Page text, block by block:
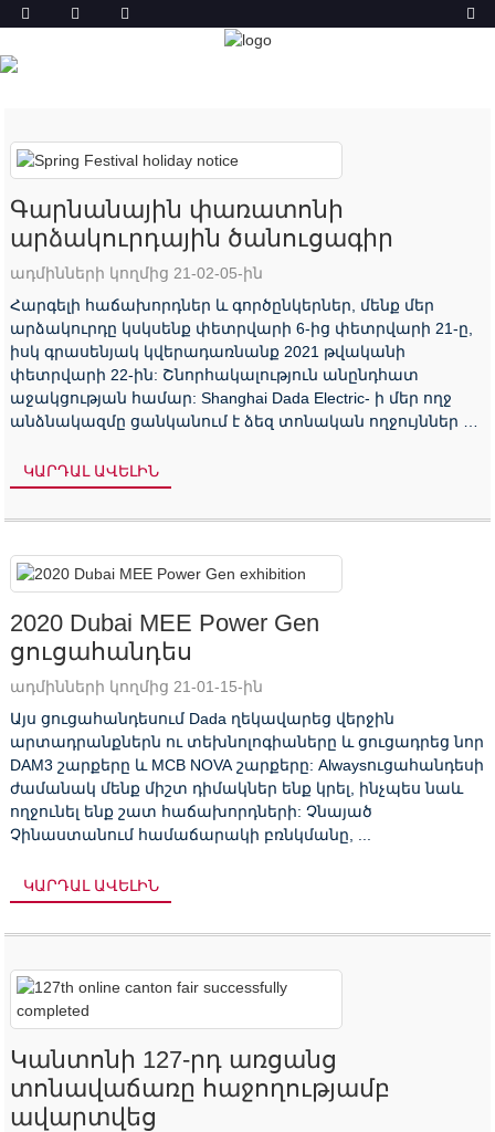
ԼՈՒՐԵՐ
Գարնանային փառատոնի
արձակուրդային ծանուցագիր
ադմինների կողմից 21-02-05-ին
Հարգելի հաճախորդներ և գործընկերներ, մենք մեր
արձակուրդը կսկսենք փետրվարի 6-ից փետրվարի 21-ը,
իսկ գրասենյակ կվերադառնանք 2021 թվականի
փետրվարի 22-ին: Շնորհակալություն անընդհատ
աջակցության համար: Shanghai Dada Electric- ի մեր ողջ
անձնակազմը ցանկանում է ձեզ տոնական ողջույններ և
ԿԱՐԴԱԼ ԱՎԵԼԻՆ
2020 Dubai MEE Power Gen
ցուցահանդես
ադմինների կողմից 21-01-15-ին
Այս ցուցահանդեսում Dada ղեկավարեց վերջին
արտադրանքներն ու տեխնոլոգիաները և ցուցադրեց նոր
DAM3 շարքերը և MCB NOVA շարքերը: Alwaysուցահանդեսի
ժամանակ մենք միշտ դիմակներ ենք կրել, ինչպես նաև
ողջունել ենք շատ հաճախորդների: Չնայած
Չինաստանում համաճարակի բռնկմանը, ...
ԿԱՐԴԱԼ ԱՎԵԼԻՆ
Կանտոնի 127-րդ առցանց
տոնավաճառը հաջողությամբ
ավարտվեց